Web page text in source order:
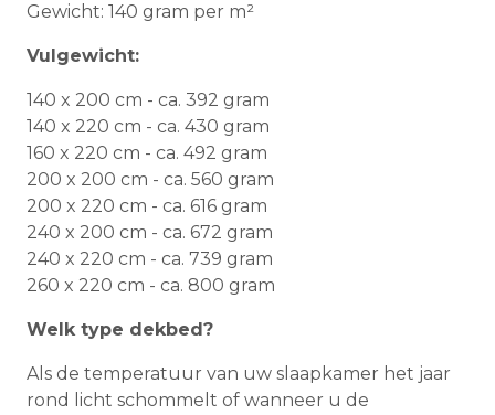
Gewicht: 140 gram per m²
Vulgewicht:
140 x 200 cm - ca. 392 gram
140 x 220 cm - ca. 430 gram
160 x 220 cm - ca. 492 gram
200 x 200 cm - ca. 560 gram
200 x 220 cm - ca. 616 gram
240 x 200 cm - ca. 672 gram
240 x 220 cm - ca. 739 gram
260 x 220 cm - ca. 800 gram
Welk type dekbed?
Als de temperatuur van uw slaapkamer het jaar
rond licht schommelt of wanneer u de